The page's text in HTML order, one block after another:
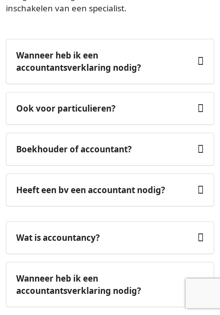
inschakelen van een specialist.
Wanneer heb ik een
accountantsverklaring nodig?
Ook voor particulieren?
Boekhouder of accountant?
Heeft een bv een accountant nodig?
Wat is accountancy?
Wanneer heb ik een
accountantsverklaring nodig?